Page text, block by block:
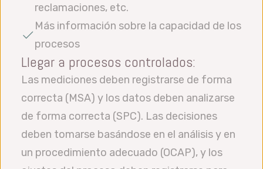
reclamaciones, etc.
Más información sobre la capacidad de los
procesos
Llegar a procesos controlados:
Las mediciones deben registrarse de forma
correcta (MSA) y los datos deben analizarse
de forma correcta (SPC). Las decisiones
deben tomarse basándose en el análisis y en
un procedimiento adecuado (OCAP), y los